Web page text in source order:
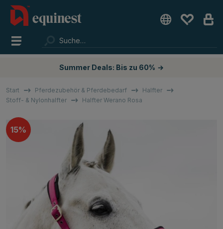
Summer Deals: Bis zu 60% →
Start Pferdezubehör & Pferdebedarf
Halfter
Stoff- & Nylonhalfter
Halfter Werano Rosa
15%